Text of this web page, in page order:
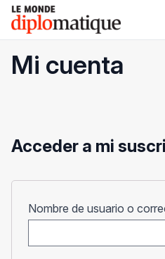
Skip
content
Le monde diplomatique
Mi cuenta
Acceder a mi
Nombre de usuario o